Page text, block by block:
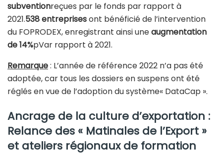
subventionreçues par le fonds par rapport à
2021.538 entreprisesont bénéficié de l’intervention
du FOPRODEX, enregistrant ainsi uneaugmentation
de 14%pVar rapport à 2021.
Remarque: L’année de référence 2022 n’a pas été
adoptée, car tous les dossiers en suspens ont été
réglés en vue de l’adoption du système« DataCap ».
Ancrage de la culture d’exportation :
Relance des « Matinales de l’Export »
et ateliers régionaux de formation